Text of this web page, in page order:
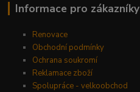
Informace pro zákazníky
Renovace
Obchodní podmínky
Ochrana soukromí
Reklamace zboží
Spolupráce - velkoobchod